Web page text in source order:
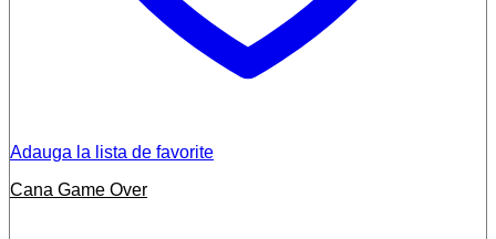
Adauga la lista de favorite
Cana Game Over